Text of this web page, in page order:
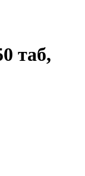
таб,